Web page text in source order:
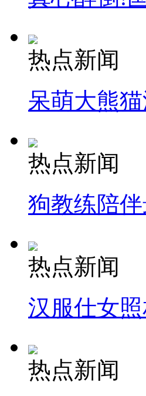
热点新闻
呆萌大熊
热点新闻
狗教练陪
热点新闻
汉服仕女
热点新闻